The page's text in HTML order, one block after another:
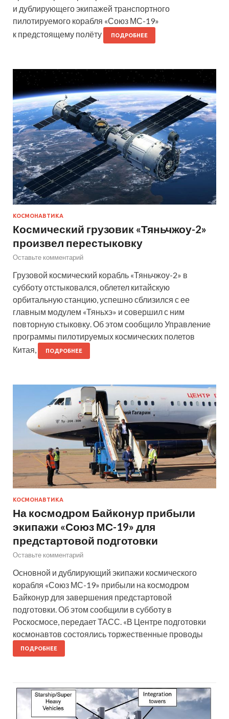
и дублирующего экипажей транспортного
пилотируемого корабля «Союз МС-19»
к предстоящему полёту
ПОДРОБНЕЕ
КОСМОНАВТИКА
Космический грузовик «Тяньчжоу-2»
произвел перестыковку
Оставьте комментарий
Грузовой космический корабль «Тяньчжоу-2» в
субботу отстыковался, облетел китайскую
орбитальную станцию, успешно сблизился с ее
главным модулем «Тяньхэ» и совершил с ним
повторную стыковку. Об этом сообщило Управление
программы пилотируемых космических полетов
Китая,
ПОДРОБНЕЕ
КОСМОНАВТИКА
На космодром Байконур прибыли
экипажи «Союз МС-19» для
предстартовой подготовки
Оставьте комментарий
Основной и дублирующий экипажи космического
корабля «Союз МС-19» прибыли на космодром
Байконур для завершения предстартовой
подготовки. Об этом сообщили в субботу в
Роскосмосе, передает ТАСС. «В Центре подготовки
космонавтов состоялись торжественные проводы
ПОДРОБНЕЕ